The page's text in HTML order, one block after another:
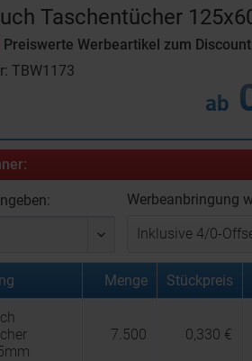
Taschentücher
Preiswerte Werbeartikel zum
TBW1173
ab
Werbeanbringung
Menge Stückpreis
7.500 0,330 €